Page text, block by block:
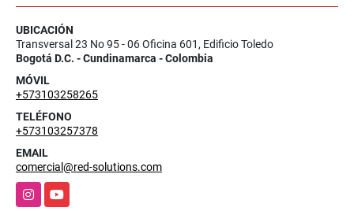
UBICACIÓN
Transversal 23 No 95 - 06 Oficina 601, Edificio Toledo
Bogotá D.C. - Cundinamarca - Colombia
MÓVIL
+573103258265
TELÉFONO
+573103257378
EMAIL
comercial@red-solutions.com
InstagramYouTube